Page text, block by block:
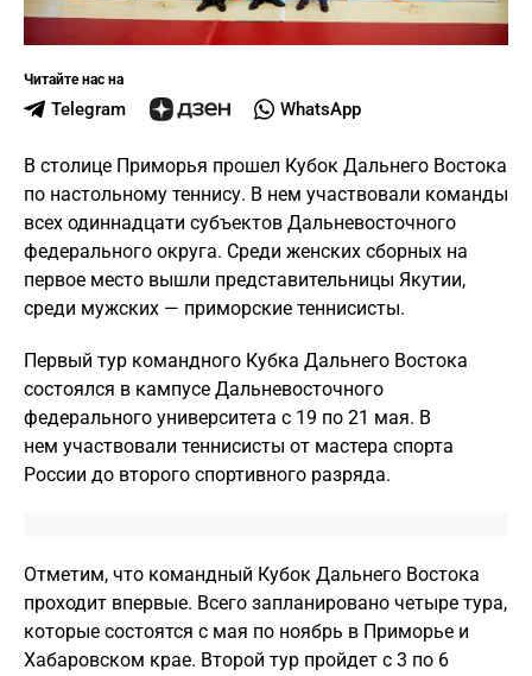
Читайте нас на
Telegram WhatsApp
В столице Приморья прошел Кубок Дальнего Востока
по настольному теннису. В нем участвовали команды
всех одиннадцати субъектов Дальневосточного
федерального округа. Среди женских сборных на
первое место вышли представительницы Якутии,
среди мужских — приморские теннисисты.
Первый тур командного Кубка Дальнего Востока
состоялся в кампусе Дальневосточного
федерального университета с 19 по 21 мая. В
нем участвовали теннисисты от мастера спорта
России до второго спортивного разряда.
Отметим, что командный Кубок Дальнего Востока
проходит впервые. Всего запланировано четыре тура,
которые состоятся с мая по ноябрь в Приморье и
Хабаровском крае. Второй тур пройдет с 3 по 6